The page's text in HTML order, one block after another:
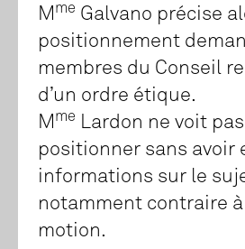
Mme Galvano précise
positionnement
membres du Conseil
d’un ordre étique.
Mme Lardon ne voit
positionner sans avoir
informations sur le
notamment contraire
motion.